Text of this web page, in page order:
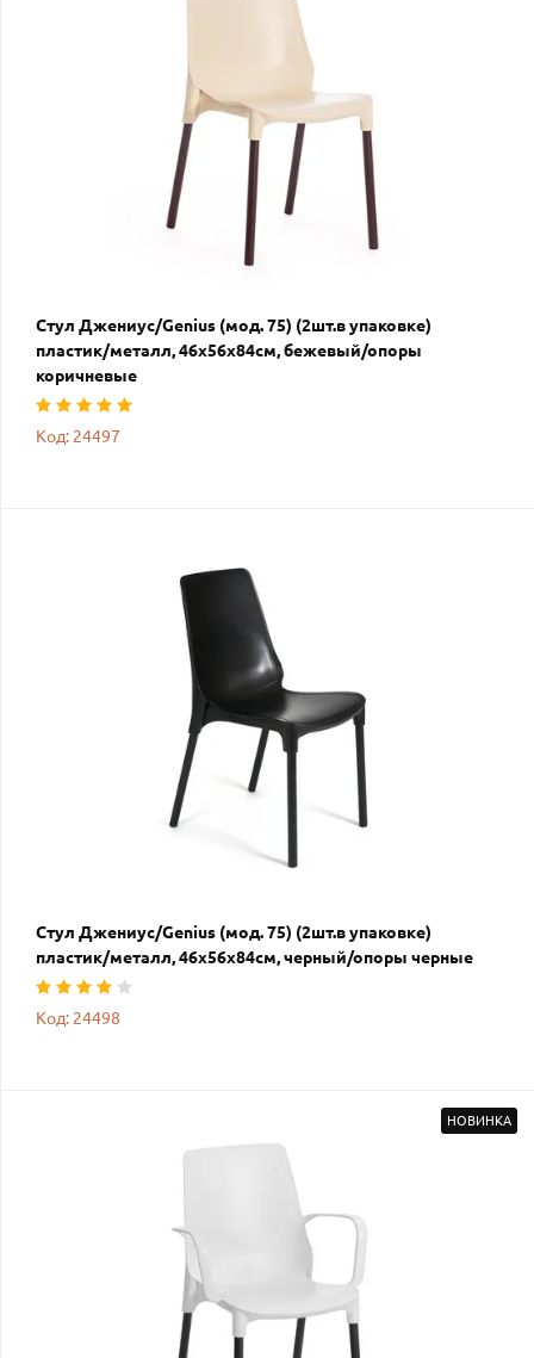
Стул Джениус/Genius (мод. 75) (2шт.в упаковке)
пластик/металл, 46x56x84cм, бежевый/опоры
коричневые
Код: 24497
Стул Джениус/Genius (мод. 75) (2шт.в упаковке)
пластик/металл, 46x56x84cм, черный/опоры черные
Код: 24498
НОВИНКА